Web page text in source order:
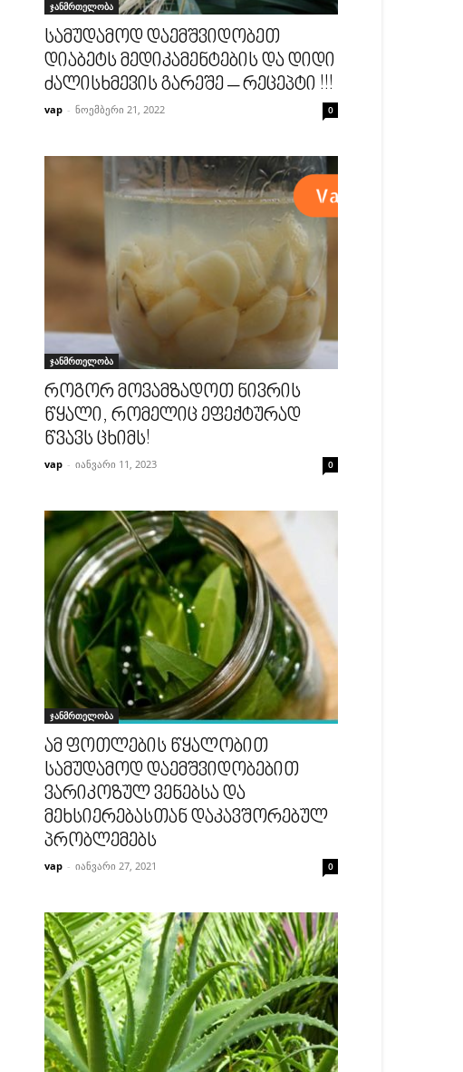
ჯანმრთელობა
სამუდამოდ დაემშვიდობეთ
დიაბეტს მედიკამენტების და დიდი
ძალისხმევის გარეშე – რეცეპტი !!!
vap - ნოემბერი 21, 2022 0
ჯანმრთელობა
როგორ მოვამზადოთ ნივრის
წყალი, რომელიც ეფექტურად
წვავს ცხიმს!
vap - იანვარი 11, 2023 0
ჯანმრთელობა
ამ ფოთლების წყალობით
სამუდამოდ დაემშვიდობებით
ვარიკოზულ ვენებსა და
მეხსიერებასთან დაკავშორებულ
პრობლემებს
vap - იანვარი 27, 2021 0